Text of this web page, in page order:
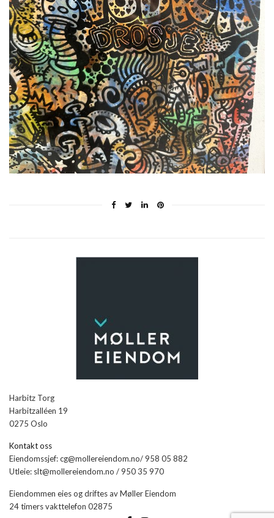
Harbitz Torg
Harbitzalléen 19
0275 Oslo
Kontakt oss
Eiendomssjef: cg@mollereiendom.no/ 958 05 882
Utleie: slt@mollereiendom.no / 950 35 970
Eiendommen eies og driftes av Møller Eiendom
24 timers vakttelefon 02875